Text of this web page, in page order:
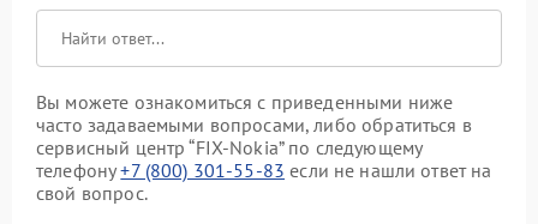
Вы можете ознакомиться с приведенными ниже
часто задаваемыми вопросами, либо обратиться в
сервисный центр “FIX-Nokia” по следующему
телефону+7 (800) 301-55-83 если не нашли ответ на
свой вопрос.